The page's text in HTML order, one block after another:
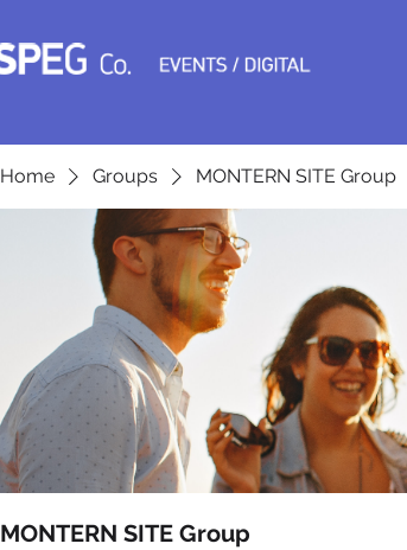
Home Groups MONTERN SITE Group
MONTERN SITE Group